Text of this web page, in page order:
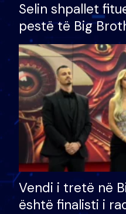
Selin shpallet
pestë të Big
çmimin e madh
Vendi i tretë në
është finalisti i